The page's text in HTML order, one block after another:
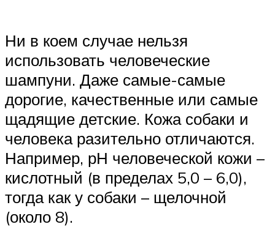
Ни в коем случае нельзя
использовать человеческие
шампуни. Даже самые-самые
дорогие, качественные или самые
щадящие детские. Кожа собаки и
человека разительно отличаются.
Например, рН человеческой кожи –
кислотный (в пределах 5,0 – 6,0),
тогда как у собаки – щелочной
(около 8).